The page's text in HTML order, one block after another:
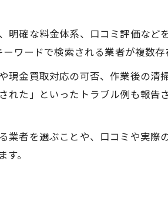
明確な料金体系、口コミ評価な
ワードで検索される業者が複数
金買取対応の可否、作業後の
れた」といったトラブル例も報
業者を選ぶことや、口コミや実際
。